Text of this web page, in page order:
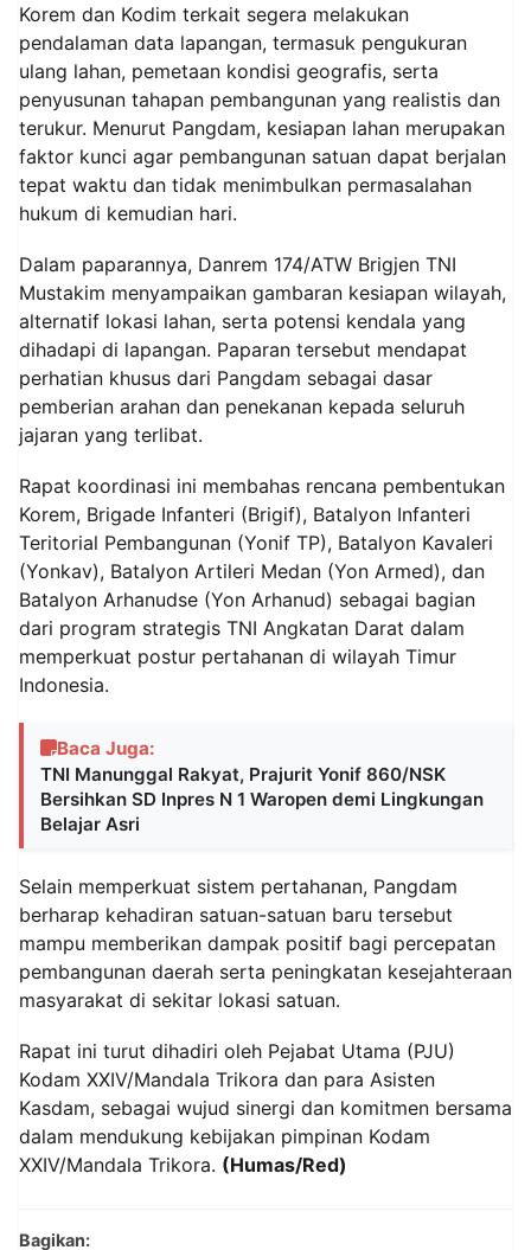
Korem dan Kodim terkait segera melakukan
pendalaman data lapangan, termasuk pengukuran
ulang lahan, pemetaan kondisi geografis, serta
penyusunan tahapan pembangunan yang realistis dan
terukur. Menurut Pangdam, kesiapan lahan merupakan
faktor kunci agar pembangunan satuan dapat berjalan
tepat waktu dan tidak menimbulkan permasalahan
hukum di kemudian hari.
Dalam paparannya, Danrem 174/ATW Brigjen TNI
Mustakim menyampaikan gambaran kesiapan wilayah,
alternatif lokasi lahan, serta potensi kendala yang
dihadapi di lapangan. Paparan tersebut mendapat
perhatian khusus dari Pangdam sebagai dasar
pemberian arahan dan penekanan kepada seluruh
jajaran yang terlibat.
Rapat koordinasi ini membahas rencana pembentukan
Korem, Brigade Infanteri (Brigif), Batalyon Infanteri
Teritorial Pembangunan (Yonif TP), Batalyon Kavaleri
(Yonkav), Batalyon Artileri Medan (Yon Armed), dan
Batalyon Arhanudse (Yon Arhanud) sebagai bagian
dari program strategis TNI Angkatan Darat dalam
memperkuat postur pertahanan di wilayah Timur
Indonesia.
Baca Juga:
TNI Manunggal Rakyat, Prajurit Yonif 860/NSK
Bersihkan SD Inpres N 1 Waropen demi Lingkungan
Belajar Asri
Selain memperkuat sistem pertahanan, Pangdam
berharap kehadiran satuan-satuan baru tersebut
mampu memberikan dampak positif bagi percepatan
pembangunan daerah serta peningkatan kesejahteraan
masyarakat di sekitar lokasi satuan.
Rapat ini turut dihadiri oleh Pejabat Utama (PJU)
Kodam XXIV/Mandala Trikora dan para Asisten
Kasdam, sebagai wujud sinergi dan komitmen bersama
dalam mendukung kebijakan pimpinan Kodam
XXIV/Mandala Trikora. (Humas/Red)
Bagikan: